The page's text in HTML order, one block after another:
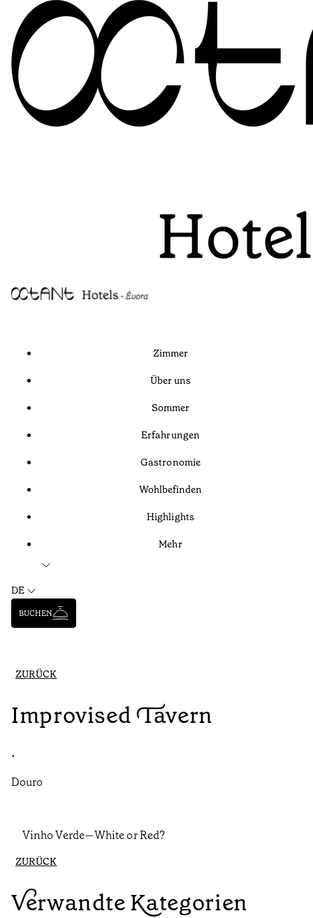
Zimmer
Über uns
Sommer
Erfahrungen
Gastronomie
Wohlbefinden
Highlights
Mehr
DE
BUCHEN
ZURÜCK
Improvised Tavern
•
Douro
Vinho Verde—White or Red?
ZURÜCK
Verwandte Kategorien